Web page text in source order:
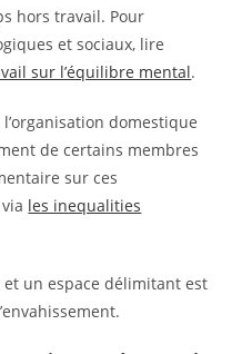
hors travail. Pour
et sociaux, lire
sur l’équilibre mental.
domestique
de certains membres
sur ces
les inequalities
un espace délimitant est